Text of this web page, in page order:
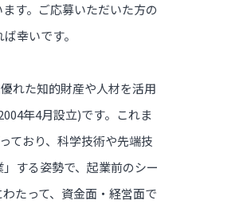
す。ご応募いただいた方の
幸いです。
れた知的財産や人材を活用
年4月設立)です。これま
ており、科学技術や先端技
する姿勢で、起業前のシー
たって、資金面・経営面で